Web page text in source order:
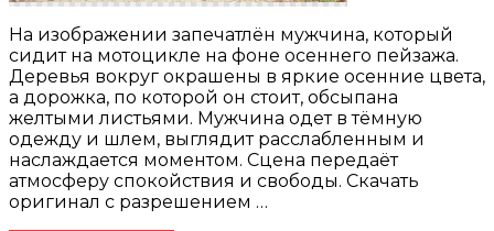
На изображении запечатлён мужчина, который
сидит на мотоцикле на фоне осеннего пейзажа.
Деревья вокруг окрашены в яркие осенние цвета,
а дорожка, по которой он стоит, обсыпана
желтыми листьями. Мужчина одет в тёмную
одежду и шлем, выглядит расслабленным и
наслаждается моментом. Сцена передаёт
атмосферу спокойствия и свободы. Скачать
оригинал с разрешением …